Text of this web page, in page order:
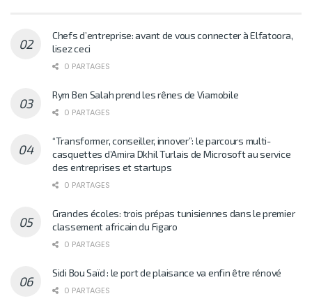
Chefs d’entreprise: avant de vous connecter à Elfatoora,
lisez ceci
0 PARTAGES
Rym Ben Salah prend les rênes de Viamobile
0 PARTAGES
“Transformer, conseiller, innover”: le parcours multi-
casquettes d’Amira Dkhil Turlais de Microsoft au service
des entreprises et startups
0 PARTAGES
Grandes écoles: trois prépas tunisiennes dans le premier
classement africain du Figaro
0 PARTAGES
Sidi Bou Saïd : le port de plaisance va enfin être rénové
0 PARTAGES